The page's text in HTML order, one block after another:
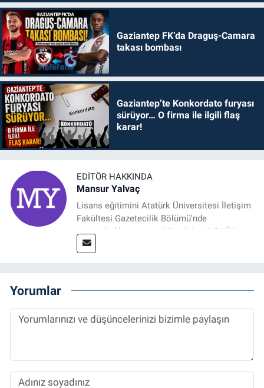
Gaziantep FK’da Draguş-Camara
takası bombası
Gaziantep’te Konkordato furyası
sürüyor… O firma ile ilgili flaş
karar!
EDITÖR HAKKINDA
Mansur Yalvaç
Lisans eğitimini Atatürk Üniversitesi İletişim
Fakültesi Gazetecilik Bölümü'nde
tamamladıktan sonra, YL eğitimini GAÜN
Sosyal Bilimler Enstitüsü'nde İletişim ve T. D.
Spor, Sağlık ve Ekonomi Editörü olarak
sürdürmektedir.
Yorumlar